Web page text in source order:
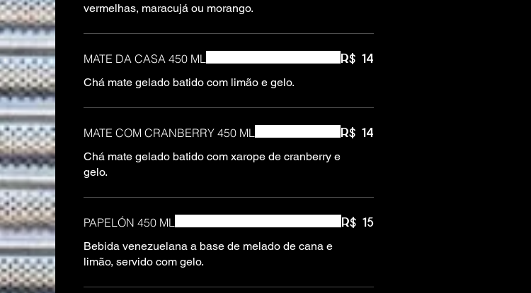
vermelhas, maracujá ou morango.
MATE DA CASA 450 ML
Chá mate gelado batido com limão e gelo.
R$ 14
MATE COM CRANBERRY 450 ML
Chá mate gelado batido com xarope de cranberry e
gelo.
R$ 14
PAPELÓN 450 ML
Bebida venezuelana a base de melado de cana e
limão, servido com gelo.
R$ 15